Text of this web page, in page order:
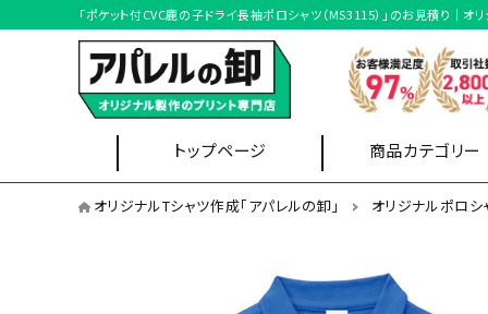
「ポケット付CVC鹿の子ドライ長袖ポロシャツ（MS3115）」のお見積り｜
トップページ 商品カテゴリー
Tシャツ ブルゾン
オリジナルTシャツ作成「アパレルの卸」 オリジナルポロシ